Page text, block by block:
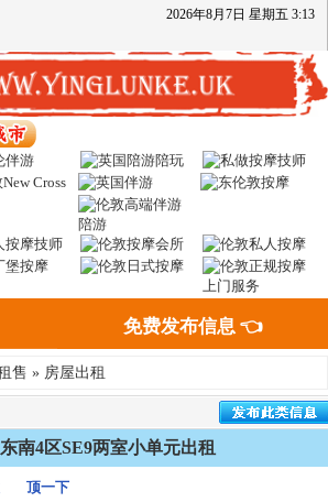
2026年8月 7日 星期五 3:13
免费发布信息 👈
售 » 房屋出租
南4区SE9两室小单元出租
顶一下